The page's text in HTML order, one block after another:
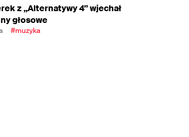
z „Alternatywy 4” wjechał
głosowe
#muzyka